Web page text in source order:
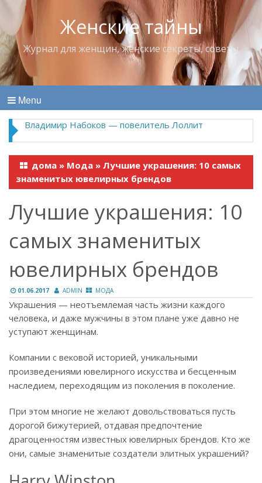
Женские тайны
Журнал для женщин, женские секреты, советы
Menu
Владимир Набоков — повелитель Лоллит
дома » Мода » Лучшие украшения: 10 самых
знаменитых ювелирных брендов
Лучшие украшения: 10
самых знаменитых
ювелирных брендов
01.06.2017 ADMIN МОДА
Украшения — неотъемлемая часть жизни каждого
человека, и даже мужчины в этом плане уже давно не
уступают женщинам.
Компании с вековой историей, уникальными
произведениями ювелирного искусства и бесценным
наследием, переходящим из поколения в поколение.
При этом многие не желают довольствоваться пусть
дорогой бижутерией, отдавая предпочтение
драгоценностям известных ювелирных брендов. Кто же
они, самые знаменитые создатели элитных украшений?